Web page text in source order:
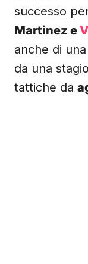
successo
Martinez e
anche di
da una
tattiche da